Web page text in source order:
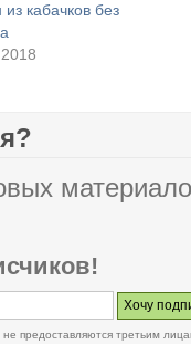
кабачков без
предоставляются третьим